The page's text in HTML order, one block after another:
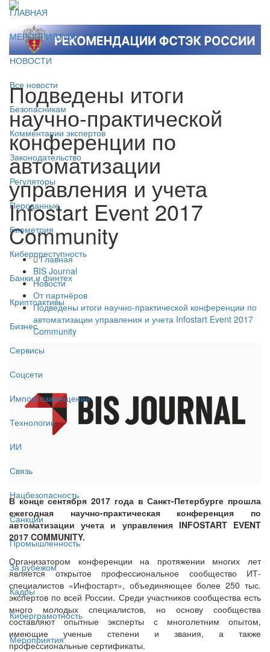
ГЛАВНАЯ
МЕРОПРИЯТИЯ
НОВОСТИ
Все новости
Безопасникам
Комментарии экспертов
Законодательство
Регуляторы
Персданные
Биометрия
Киберпреступность
Банки и финтех
Криптоактивы
Бизнес
Сервисы
Соцсети
Импортозамещение
Технологии
ИИ
Связь
Нацбезопасность
Санкции
Промышленность
За рубежом
Кадры
Киберграмотность
Мероприятия
Подведены итоги
научно-практической
конференции по
автоматизации
управления и учета
Infostart Event 2017
Community
Главная
BIS Journal
Новости
От партнёров
Подведены итоги научно-практической конференции по
автоматизации управления и учета Infostart Event 2017
Community
В конце сентября 2017 года в Санкт-Петербурге прошла
ежегодная научно-практическая конференция по
автоматизации учета и управления INFOSTART EVENT
2017 COMMUNITY.
Организатором конференции на протяжении многих лет
является открытое профессиональное сообщество ИТ-
специалистов «Инфостарт», объединяющее более 250 тыс.
экспертов по всей России. Среди участников сообщества есть
много молодых специалистов, но основу сообщества
составляют опытные эксперты с многолетним опытом,
имеющие ученые степени и звания, а также
профессиональные сертификаты.